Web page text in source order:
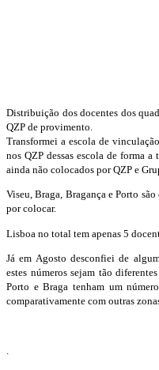
Distribuição dos docentes dos
QZP de provimento.
Transformei a escola de
nos QZP dessas escola de forma
ainda não colocados por QZP e
Viseu, Braga, Bragança e Porto
por colocar.
Lisboa no total tem apenas 5
Já em Agosto desconfiei de
estes números sejam tão
Porto e Braga tenham um
comparativamente com outras